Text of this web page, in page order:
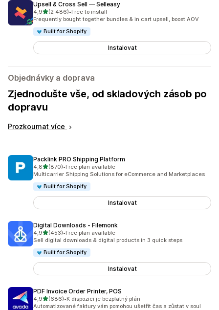
Upsell & Cross Sell — Selleasy
4,9z 5 hvězd
(2 486)
Celkový počet recenzí: 2486
•Free to install
Frequently bought together bundles & in cart upsell, boost AOV
Built for Shopify
Instalovat
Objednávky a doprava
Zjednodušte vše, od skladových zásob po
dopravu
Prozkoumat více
Packlink PRO Shipping Platform
4,8z 5 hvězd
(870)
Celkový počet recenzí: 870
•Free plan available
Multicarrier Shipping Solutions for eCommerce and Marketplaces
Built for Shopify
Instalovat
Digital Downloads ‑ Filemonk
4,9z 5 hvězd
(453)
Celkový počet recenzí: 453
•Free plan available
Sell digital downloads & digital products in 3 quick steps
Built for Shopify
Instalovat
PDF Invoice Order Printer, POS
4,9z 5 hvězd
(686)
Celkový počet recenzí: 686
•K dispozici je bezplatný plán
Automatizované faktury vám pomohou ušetřit čas a zůstat v soul